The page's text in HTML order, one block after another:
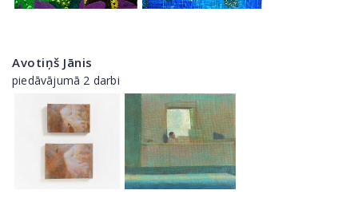
Avotiņš Jānis
piedāvājumā 2 darbi